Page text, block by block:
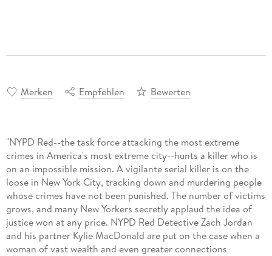
Merken Empfehlen Bewerten
"NYPD Red--the task force attacking the most extreme
crimes in America's most extreme city--hunts a killer who is
on an impossible mission. A vigilante serial killer is on the
loose in New York City, tracking down and murdering people
whose crimes have not been punished. The number of victims
grows, and many New Yorkers secretly applaud the idea of
justice won at any price. NYPD Red Detective Zach Jordan
and his partner Kylie MacDonald are put on the case when a
woman of vast wealth and even greater connections